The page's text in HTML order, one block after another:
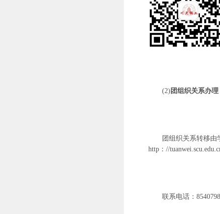
(2) 团组织关系办理
团组织关系转移由
http：//
联系电话：